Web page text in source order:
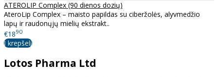
ATEROLIP Complex (90 dienos dozių)
AteroLip Complex – maisto papildas su ciberžolės, alyvmedžio
lapų ir raudonųjų mielių ekstrakt..
€1890
Į krepšelį
Lotos Pharma Ltd